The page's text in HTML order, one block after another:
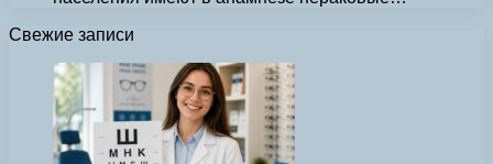
Свежие записи